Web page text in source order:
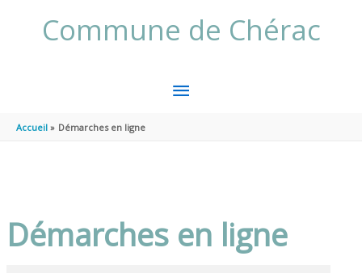
Commune de Chérac
MENU
Accueil Démarches en ligne
Démarches en ligne